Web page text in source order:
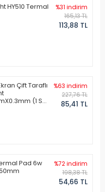
HY510 Termal
%31 indirim
165,13 TL
113,88 TL
Çift Taraflı
(1 Set
%63 indirim
227,76 TL
85,41 TL
Pad 6w
%72 indirim
198,38 TL
54,66 TL